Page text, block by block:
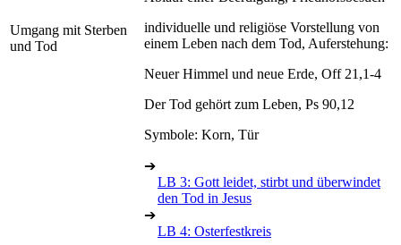
Umgang mit Sterben
und Tod
individuelle und religiöse Vorstellung von
einem Leben nach dem Tod, Auferstehung:
Neuer Himmel und neue Erde, Off 21,1-4
Der Tod gehört zum Leben, Ps 90,12
Symbole: Korn, Tür
➔
LB 3: Gott leidet, stirbt und überwindet
den Tod in Jesus
➔
LB 4: Osterfestkreis